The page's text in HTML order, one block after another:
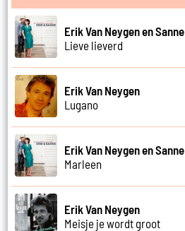
Erik Van Neygen en Sanne
Lieve lieverd
Erik Van Neygen
Lugano
Erik Van Neygen en Sanne
Marleen
Erik Van Neygen
Meisje je wordt groot